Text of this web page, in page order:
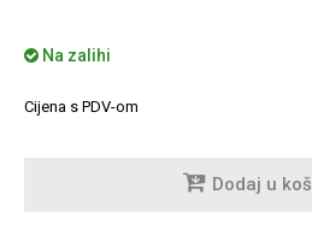
Na zalihi
Cijena s PDV-om
Dodaj u